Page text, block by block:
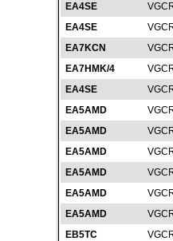
EA4SE
EA4SE
EA7KCN
EA7HMK/4
EA4SE
EA5AMD
EA5AMD
EA5AMD
EA5AMD
EA5AMD
EA5AMD
EB5TC